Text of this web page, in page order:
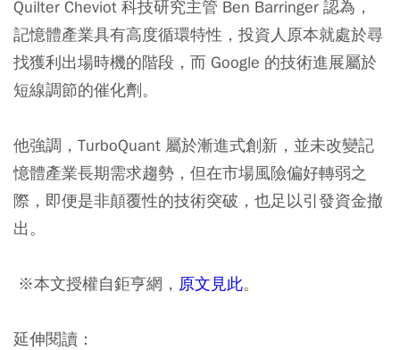
Quilter Cheviot 科技研究主管 Ben Barringer 認為，
記憶體產業具有高度循環特性，投資人原本就處於尋
找獲利出場時機的階段，而 Google 的技術進展屬於
短線調節的催化劑。
他強調，TurboQuant 屬於漸進式創新，並未改變記
憶體產業長期需求趨勢，但在市場風險偏好轉弱之
際，即便是非顛覆性的技術突破，也足以引發資金撤
出。
※本文授權自鉅亨網， 原文見此。
延伸閱讀：